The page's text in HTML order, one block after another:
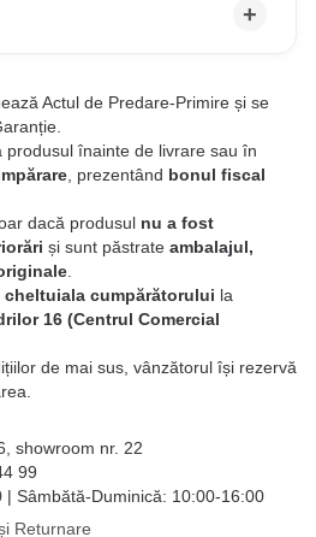
Actul de Predare-Primire și se
înainte de livrare sau în
, prezentând bonul fiscal
dacă produsul nu a fost
și sunt păstrate ambalajul,
cheltuiala cumpărătorului la
16 (Centrul Comercial
de mai sus, vânzătorul își rezervă
showroom nr. 22
99
Sâmbătă-Duminică: 10:00-16:00
Returnare